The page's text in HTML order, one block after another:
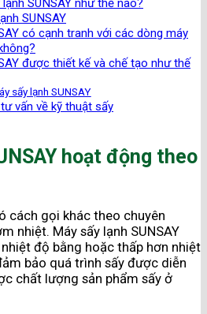
SUNSAY như thế nào?
SUNSAY
có cạnh tranh với các dòng máy
được thiết kế và chế tạo như thế
sấy lạnh SUNSAY
vấn về kỹ thuật sấy
hoạt động theo
cách gọi khác theo chuyên
nhiệt. Máy sấy lạnh SUNSAY
độ bằng hoặc thấp hơn nhiệt
bảo quá trình sấy được diễn
chất lượng sản phẩm sấy ở